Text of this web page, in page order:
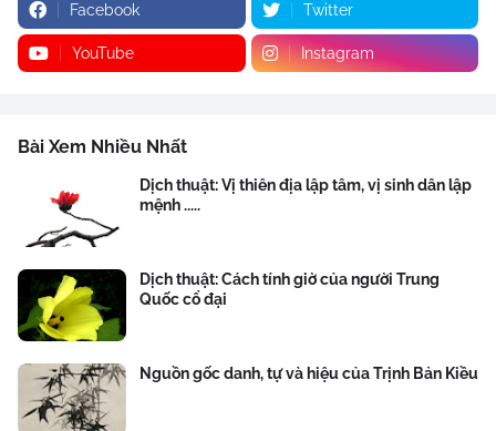
Facebook Twitter
YouTube Instagram
Bài Xem Nhiều Nhất
Dịch thuật: Vị thiên địa lập tâm, vị sinh dân lập
mệnh .....
Dịch thuật: Cách tính giờ của người Trung
Quốc cổ đại
Nguồn gốc danh, tự và hiệu của Trịnh Bản Kiều